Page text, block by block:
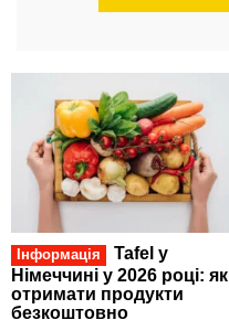
Інформація
Tafel у
Німеччині у 2026 році: як
отримати продукти
безкоштовно